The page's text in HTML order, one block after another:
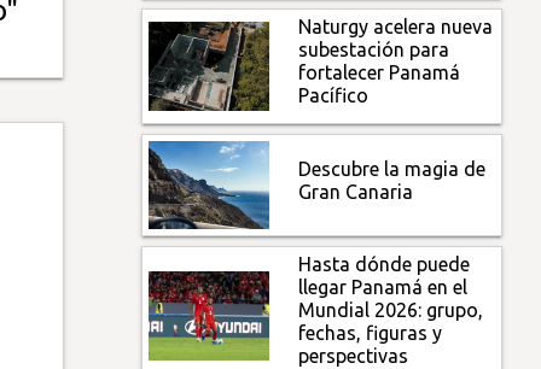
Naturgy acelera nueva
subestación para
fortalecer Panamá
Pacífico
Descubre la magia de
Gran Canaria
Hasta dónde puede
llegar Panamá en el
Mundial 2026: grupo,
fechas, figuras y
perspectivas